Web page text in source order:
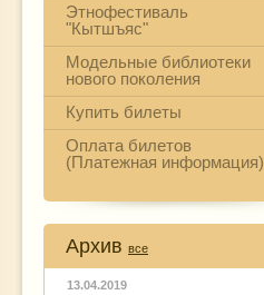
Этнофестиваль
"Кытшъяс"
Модельные библиотеки
нового поколения
Купить билеты
Оплата билетов
(Платежная информация)
Архив все
13.04.2019